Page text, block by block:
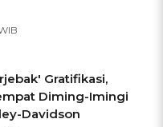
Gratifikasi,
Diming-Imingi
Davidson